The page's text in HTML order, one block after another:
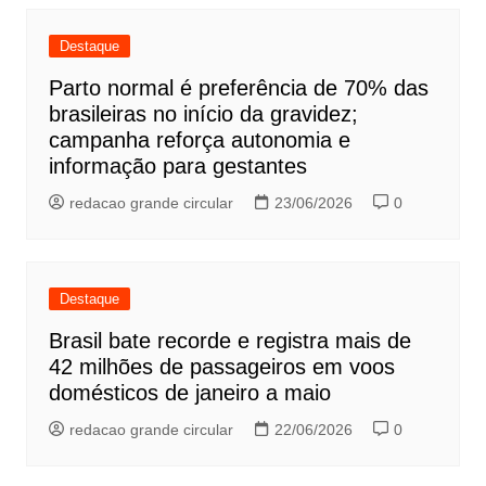
Destaque
Parto normal é preferência de 70% das
brasileiras no início da gravidez;
campanha reforça autonomia e
informação para gestantes
redacao grande circular 23/06/2026 0
Destaque
Brasil bate recorde e registra mais de
42 milhões de passageiros em voos
domésticos de janeiro a maio
redacao grande circular 22/06/2026 0